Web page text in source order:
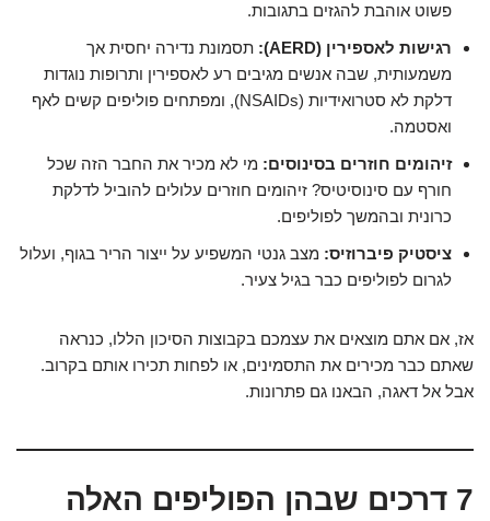
פשוט אוהבת להגזים בתגובות.
רגישות לאספירין (AERD):
תסמונת נדירה יחסית אך
משמעותית, שבה אנשים מגיבים רע לאספירין ותרופות נוגדות
דלקת לא סטרואידיות (NSAIDs), ומפתחים פוליפים קשים לאף
ואסטמה.
זיהומים חוזרים בסינוסים: מי לא מכיר את החבר הזה שכל
חורף עם סינוסיטיס? זיהומים חוזרים עלולים להוביל לדלקת
כרונית ובהמשך לפוליפים.
ציסטיק פיברוזיס: מצב גנטי המשפיע על ייצור הריר בגוף, ועלול
לגרום לפוליפים כבר בגיל צעיר.
אז, אם אתם מוצאים את עצמכם בקבוצות הסיכון הללו, כנראה
שאתם כבר מכירים את התסמינים, או לפחות תכירו אותם בקרוב.
אבל אל דאגה, הבאנו גם פתרונות.
7 דרכים שבהן הפוליפים האלה